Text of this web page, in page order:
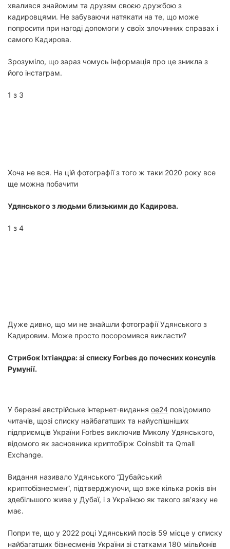
хвалився знайомим та друзям своєю дружбою з
кадировцями. Не забуваючи натякати на те, що може
попросити при нагоді допомоги у своїх злочинних справах і
самого Кадирова.
Зрозуміло, що зараз чомусь інформація про це зникла з
його інстаграм.
1 з 3
Хоча не вся. На цій фотографії з того ж таки 2020 року все
ще можна побачити
Удянського з людьми близькими до Кадирова.
1 з 4
Дуже дивно, що ми не знайшли фотографії Удянського з
Кадировим. Може просто посоромився викласти?
Стрибок Іхтіандра: зі списку Forbes до почесних консулів
Румунії.
У березні австрійське інтернет-видання oe24 повідомило
читачів, щозі списку найбагатших та найуспішніших
підприємців України Forbes виключив Миколу Удянського,
відомого як засновника криптобірж Coinsbit та Qmall
Exchange.
Видання називало Удянського “Дубайський
криптобізнесмен”, підтверджуючи, що вже кілька років він
здебільшого живе у Дубаї, і з Україною як такого зв’язку не
має.
Попри те, що у 2022 році Удянський посів 59 місце у списку
найбагатших бізнесменів України зі статками 180 мільйонів